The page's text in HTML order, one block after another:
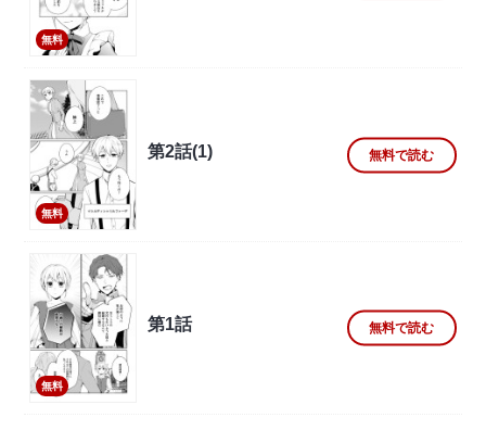
無料
無料
第2話(1) 無料で読む
無料
第1話 無料で読む